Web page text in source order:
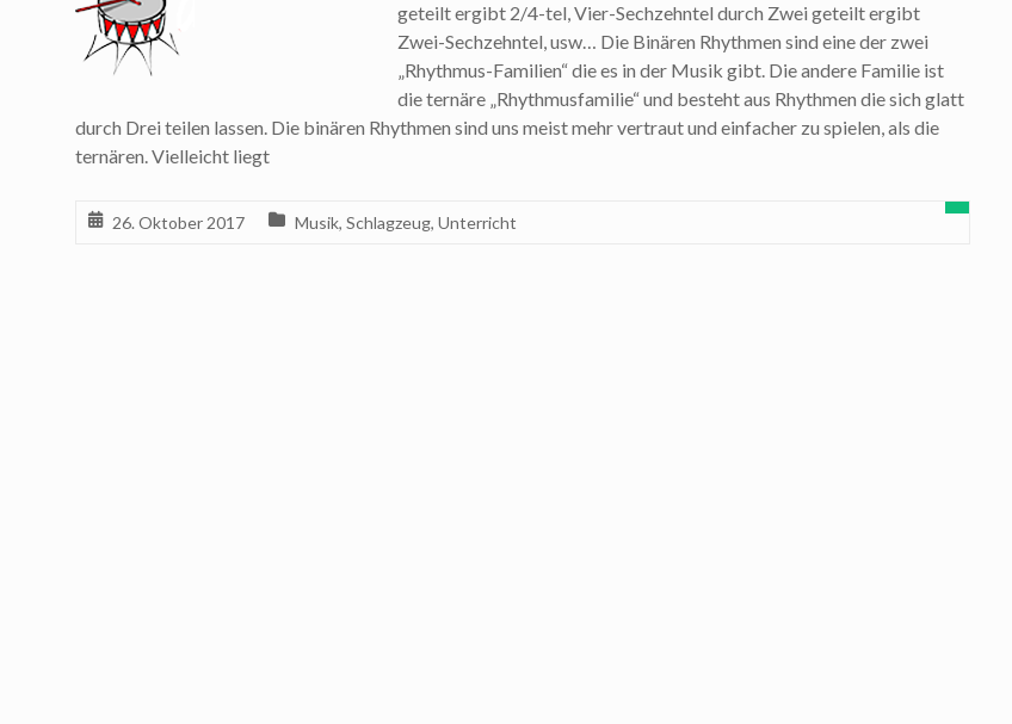
geteilt ergibt 2/4-tel, Vier-Sechzehntel durch Zwei geteilt ergibt
Zwei-Sechzehntel, usw… Die Binären Rhythmen sind eine der zwei
„Rhythmus-Familien“ die es in der Musik gibt. Die andere Familie ist
die ternäre „Rhythmusfamilie“ und besteht aus Rhythmen die sich glatt
durch Drei teilen lassen. Die binären Rhythmen sind uns meist mehr vertraut und einfacher zu spielen, als die
ternären. Vielleicht liegt
26. Oktober 2017 Musik, Schlagzeug, Unterricht